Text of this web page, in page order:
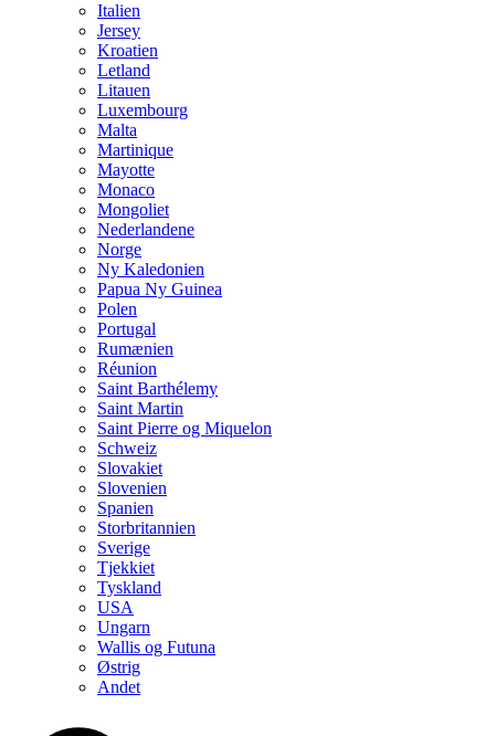
Italien
Jersey
Kroatien
Letland
Litauen
Luxembourg
Malta
Martinique
Mayotte
Monaco
Mongoliet
Nederlandene
Norge
Ny Kaledonien
Papua Ny Guinea
Polen
Portugal
Rumænien
Réunion
Saint Barthélemy
Saint Martin
Saint Pierre og Miquelon
Schweiz
Slovakiet
Slovenien
Spanien
Storbritannien
Sverige
Tjekkiet
Tyskland
USA
Ungarn
Wallis og Futuna
Østrig
Andet